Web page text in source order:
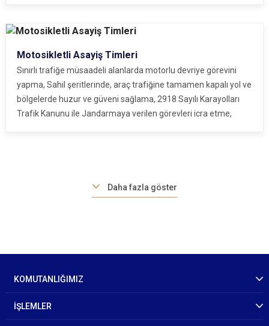
Motosikletli Asayiş Timleri
Sınırlı trafiğe müsaadeli alanlarda motorlu devriye görevini
yapma, Sahil şeritlerinde, araç trafiğine tamamen kapalı yol ve
bölgelerde huzur ve güveni sağlama, 2918 Sayılı Karayolları
Trafik Kanunu ile Jandarmaya verilen görevleri icra etme,
Daha fazla göster
KOMUTANLIĞIMIZ
İŞLEMLER